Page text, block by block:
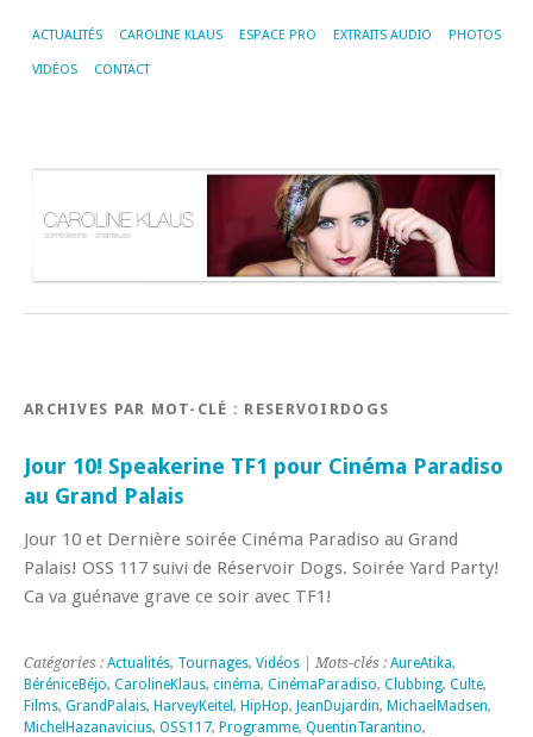
ACTUALITÉS CAROLINE KLAUS ESPACE PRO EXTRAITS AUDIO PHOTOS
VIDÉOS CONTACT
ARCHIVES PAR MOT-CLÉ : RESERVOIRDOGS
Jour 10! Speakerine TF1 pour Cinéma Paradiso
au Grand Palais
Jour 10 et Dernière soirée Cinéma Paradiso au Grand
Palais! OSS 117 suivi de Réservoir Dogs. Soirée Yard Party!
Ca va guénave grave ce soir avec TF1!
Catégories : Actualités, Tournages, Vidéos | Mots-clés : AureAtika‬,
BéréniceBéjo, CarolineKlaus, cinéma, CinémaParadiso, Clubbing, Culte,
Films, GrandPalais, HarveyKeitel‬‪ , HipHop, JeanDujardin‬, MichaelMadsen‬,
MichelHazanavicius‬, OSS117, Programme, QuentinTarantino‬,